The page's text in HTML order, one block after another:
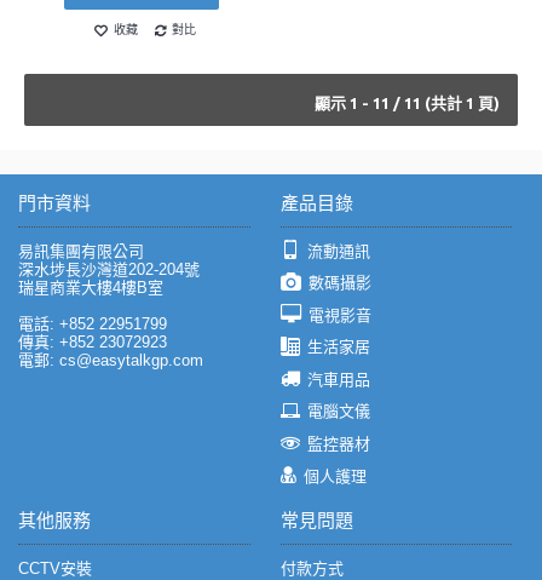
收藏 對比
顯示 1 - 11 / 11 (共計 1 頁)
門市資料
易訊集團有限公司
深水埗長沙灣道202-204號
瑞星商業大樓4樓B室
電話: +852 22951799
傳真: +852 23072923
電郵: cs@easytalkgp.com
產品目錄
流動通訊
數碼攝影
電視影音
生活家居
汽車用品
電腦文儀
監控器材
個人護理
其他服務
CCTV安裝
常見問題
付款方式